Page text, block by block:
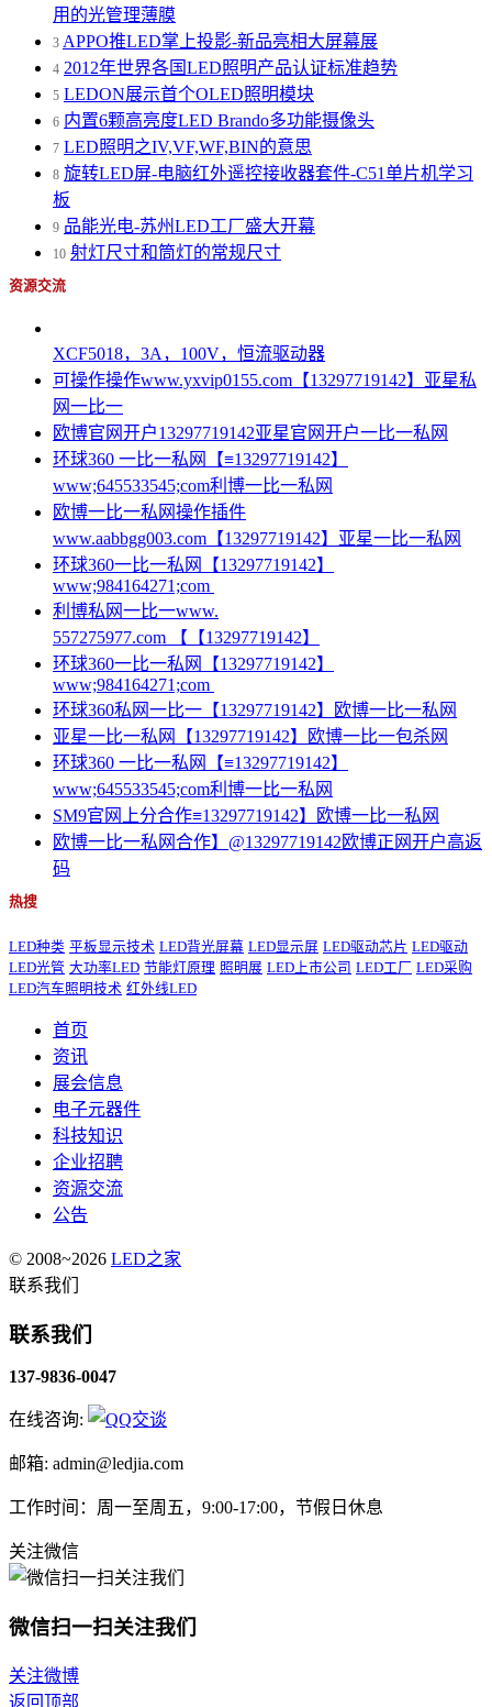
用的光管理薄膜
3 APPO推LED掌上投影-新品亮相大屏幕展
4 2012年世界各国LED照明产品认证标准趋势
5 LEDON展示首个OLED照明模块
6 内置6颗高亮度LED Brando多功能摄像头
7 LED照明之IV,VF,WF,BIN的意思
8 旋转LED屏-电脑红外遥控接收器套件-C51单片机学习
板
9 品能光电-苏州LED工厂盛大开幕
10 射灯尺寸和筒灯的常规尺寸
资源交流
XCF5018，3A，100V，恒流驱动器
可操作操作www.yxvip0155.com【13297719142】亚星私
网一比一
欧博官网开户13297719142亚星官网开户一比一私网
环球360 一比一私网【≡13297719142】
www;645533545;com利博一比一私网
欧博一比一私网操作插件
www.aabbgg003.com【13297719142】亚星一比一私网
环球360一比一私网【13297719142】
www;984164271;com
利博私网一比一www.
557275977.com 【【13297719142】
环球360一比一私网【13297719142】
www;984164271;com
环球360私网一比一【13297719142】欧博一比一私网
亚星一比一私网【13297719142】欧博一比一包杀网
环球360 一比一私网【≡13297719142】
www;645533545;com利博一比一私网
SM9官网上分合作≡13297719142】欧博一比一私网
欧博一比一私网合作】@13297719142欧博正网开户高返
码
热搜
LED种类 平板显示技术 LED背光屏幕 LED显示屏 LED驱动芯片 LED驱动
LED光管 大功率LED 节能灯原理 照明展 LED上市公司 LED工厂
LED采购
LED汽车照明技术 红外线LED
首页
资讯
展会信息
电子元器件
科技知识
企业招聘
资源交流
公告
© 2008~2026 LED之家
联系我们
联系我们
137-9836-0047
在线咨询:
邮箱: admin@ledjia.com
工作时间：周一至周五，9:00-17:00，节假日休息
关注微信
微信扫一扫关注我们
关注微博
返回顶部